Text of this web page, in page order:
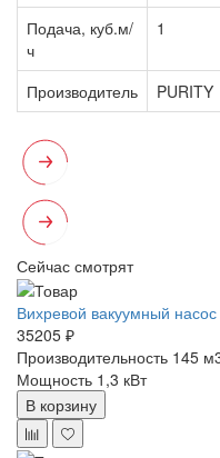
Подача, куб.м/
ч
1
Производитель PURITY
Сейчас смотрят
Вихревой вакуумный
35205 ₽
Производительность 145
Мощность 1,3 кВт
В корзину